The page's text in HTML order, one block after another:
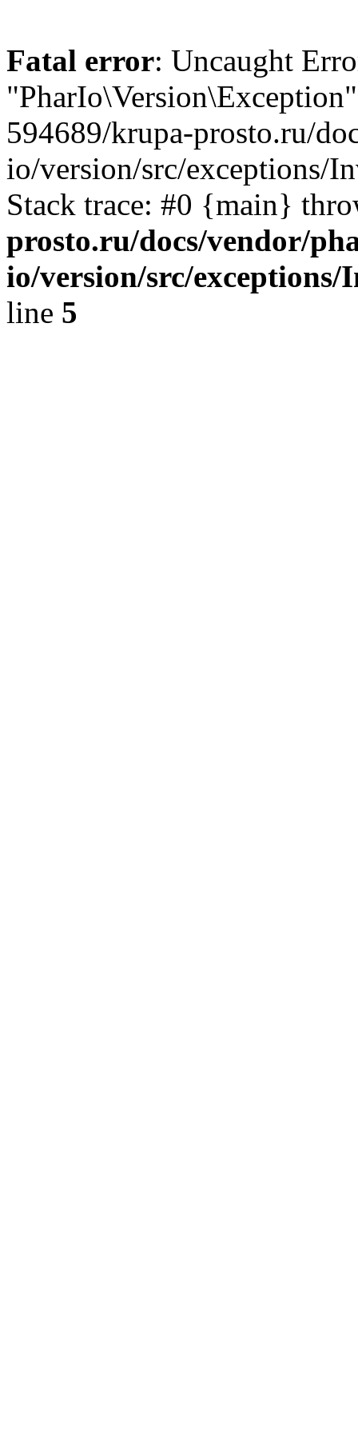
Fatal error: Uncaught
594689/krupa-prosto.ru/
io/version/src/exceptions/
Stack trace: #0 {main}
prosto.ru/docs/vendor/
io/version/src/
line 5